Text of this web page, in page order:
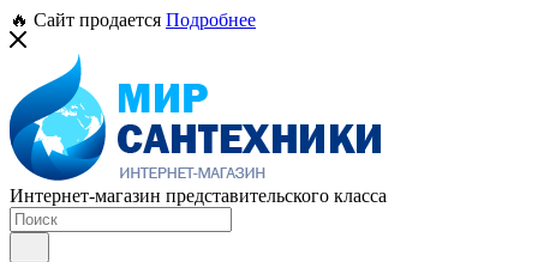
🔥 Сайт продается Подробнее
Интернет-магазин представительского класса